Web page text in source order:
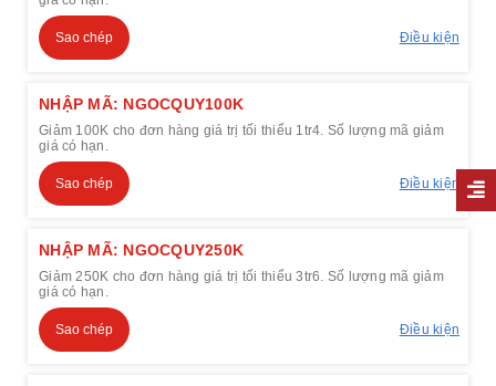
Sao chép Điều kiện
NHẬP MÃ: NGOCQUY100K
Giảm 100K cho đơn hàng giá trị tối thiểu 1tr4. Số lượng mã giảm
giá có hạn.
Sao chép Điều kiện
NHẬP MÃ: NGOCQUY250K
Giảm 250K cho đơn hàng giá trị tối thiểu 3tr6. Số lượng mã giảm
giá có hạn.
Sao chép Điều kiện